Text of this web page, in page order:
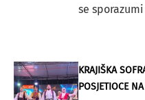
se
KRAJIŠKA
POSJETIOCE